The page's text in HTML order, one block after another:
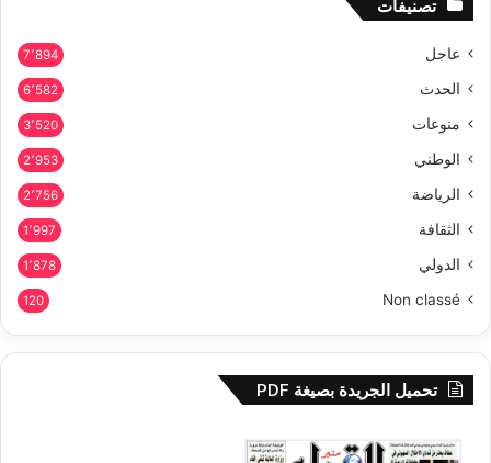
تصنيفات
عاجل 7٬894
الحدث 6٬582
منوعات 3٬520
الوطني 2٬953
الرياضة 2٬756
الثقافة 1٬997
الدولي 1٬878
Non classé
120
تحميل الجريدة بصيغة PDF